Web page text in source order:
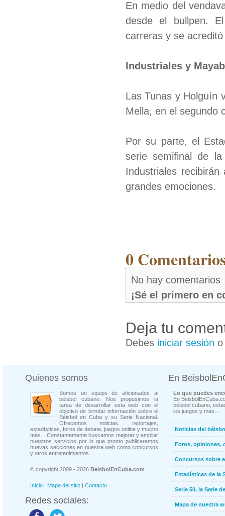
En medio del
desde el bullpen.
carreras y se
Industriales y
Las Tunas y Holguín
Mella, en el segundo
Por su parte, el
serie semifinal de
Industriales
grandes emociones.
0
No hay comentarios
¡Sé el primero en
Deja tu
Debes iniciar sesión
Quienes somos
Somos un equipo de aficionados al
béisbol cubano. Nos propusimos la
tarea de desarrollar esta web con el
objetivo de brindar información sobre el
Béisbol en Cuba y su Serie Nacional.
Ofrecemos noticias, reportajes,
estadísticas, foros de debate, juegos online y mucho
más... Constantemente buscamos mejorar y ampliar
nuestros servicios por lo que pronto publicaremos
nuevas secciones en nuestra web como concursos
y otros entretenimientos.
© copyright 2009 - 2026 BeisbolEnCuba.com
Inicio | Mapa del sitio | Contacto
Redes sociales:
En
Lo que puedes
En
béisbol cubano,
los juegos y más...
Noticias del
Foros, opiniones,
Concursos sobre
Estadísticas de la
Serie 50, la Serie
Mapa de nuestra